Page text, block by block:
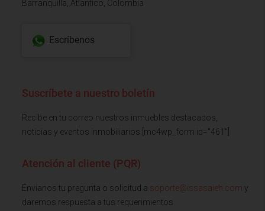
Barranquilla, Atlantico, Colombia
Escríbenos
Suscríbete a nuestro boletín
Recibe en tu correo nuestros inmuebles destacados,
noticias y eventos inmobiliarios [mc4wp_form id="461"]
Atención al cliente (PQR)
Envianos tu pregunta o solicitud a soporte@issasaieh.com y
daremos respuesta a tus requerimientos